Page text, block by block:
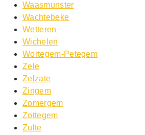
Waasmunster
Wachtebeke
Wetteren
Wichelen
Wortegem-Petegem
Zele
Zelzate
Zingem
Zomergem
Zottegem
Zulte